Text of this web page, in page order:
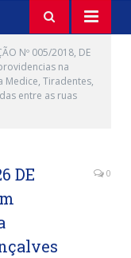
Nº 005/2018, DE
na
Medice, Tiradentes,
entre as ruas
DE
0